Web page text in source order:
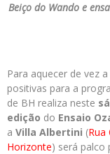
Beiço do Wando e
Para aquecer de vez
positivas para a
de BH realiza neste
edição do Ensaio
a Villa Albertini (Rua
Horizonte) será palco